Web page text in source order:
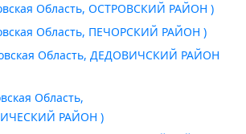
Область, ОСТРОВСКИЙ РАЙОН )
Область, ПЕЧОРСКИЙ РАЙОН )
Область, ДЕДОВИЧСКИЙ РАЙОН
Область,
РАЙОН )